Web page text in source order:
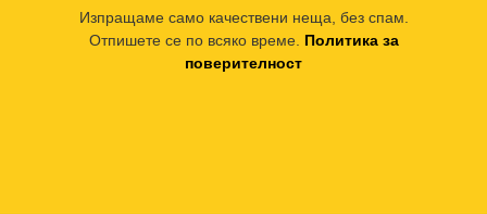
Изпращаме само качествени неща, без спам.
Отпишете се по всяко време. Политика за
поверителност